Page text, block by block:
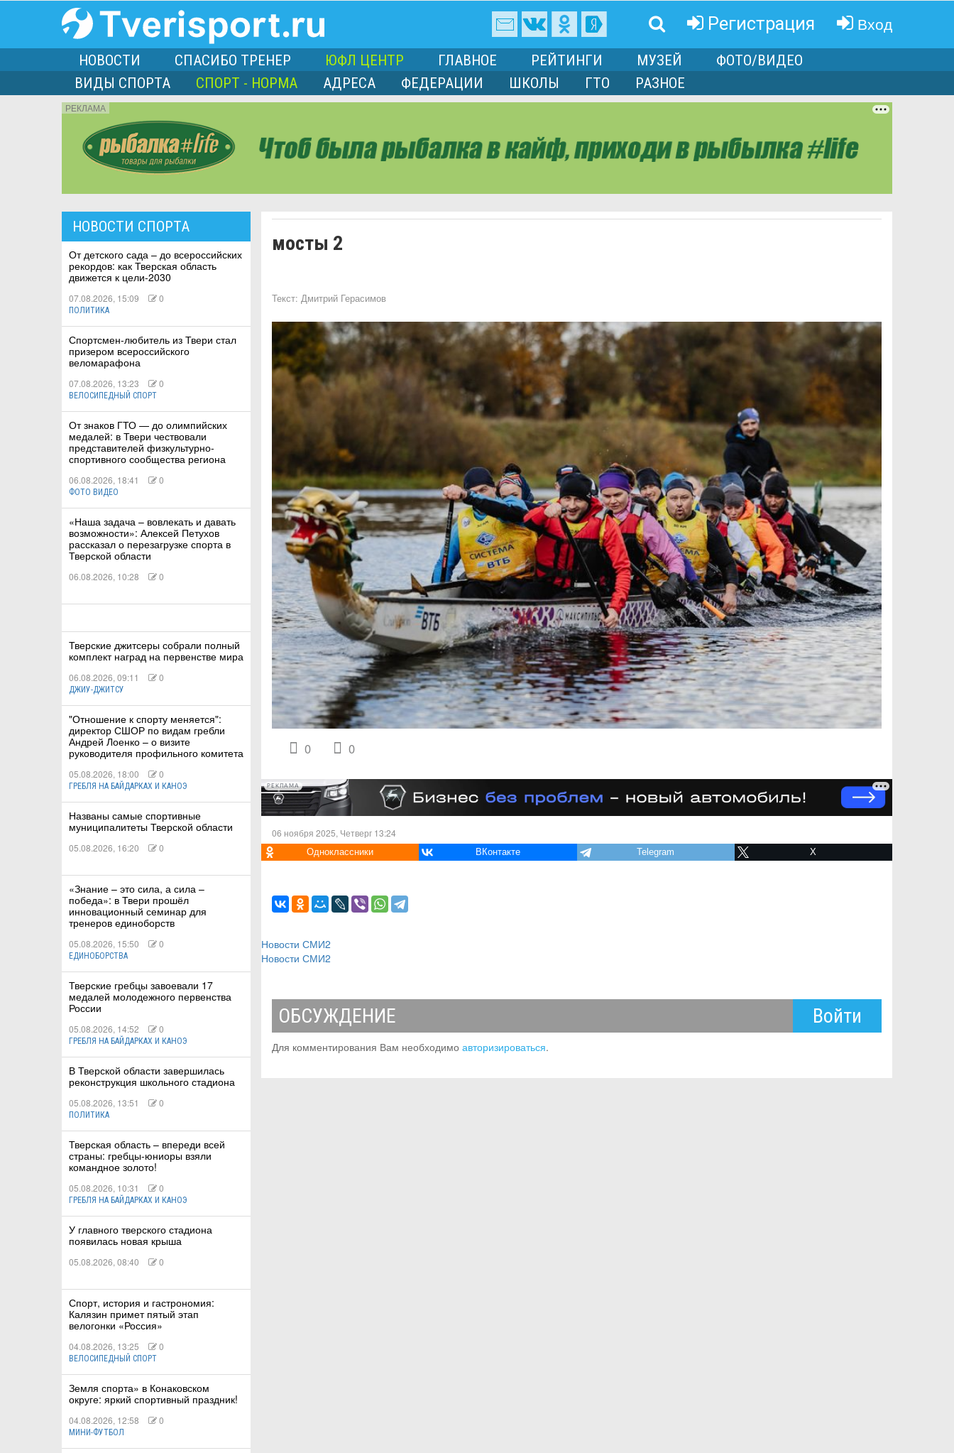
Регистрация Вход
НОВОСТИ СПАСИБО ТРЕНЕР ЮФЛ ЦЕНТР ГЛАВНОЕ РЕЙТИНГИ МУЗЕЙ
ФОТО/ВИДЕО
ВИДЫ СПОРТА
СПОРТ - НОРМА АДРЕСА ФЕДЕРАЦИИ ШКОЛЫ ГТО РАЗНОЕ
РЕКЛАМА
НОВОСТИ СПОРТА
От детского сада – до всероссийских
рекордов: как Тверская область
движется к цели-2030
07.08.2026, 15:09 0
ПОЛИТИКА
Спортсмен-любитель из Твери стал
призером всероссийского
веломарафона
07.08.2026, 13:23 0
ВЕЛОСИПЕДНЫЙ СПОРТ
От знаков ГТО — до олимпийских
медалей: в Твери чествовали
представителей физкультурно-
спортивного сообщества региона
06.08.2026, 18:41 0
ФОТО ВИДЕО
«Наша задача – вовлекать и давать
возможности»: Алексей Петухов
рассказал о перезагрузке спорта в
Тверской области
06.08.2026, 10:28 0
Тверские джитсеры собрали полный
комплект наград на первенстве мира
06.08.2026, 09:11 0
ДЖИУ-ДЖИТСУ
"Отношение к спорту меняется":
директор СШОР по видам гребли
Андрей Лоенко – о визите
руководителя профильного комитета
05.08.2026, 18:00 0
ГРЕБЛЯ НА БАЙДАРКАХ И КАНОЭ
Названы самые спортивные
муниципалитеты Тверской области
05.08.2026, 16:20 0
«Знание – это сила, а сила –
победа»: в Твери прошёл
инновационный семинар для
тренеров единоборств
05.08.2026, 15:50 0
ЕДИНОБОРСТВА
Тверские гребцы завоевали 17
медалей молодежного первенства
России
05.08.2026, 14:52 0
ГРЕБЛЯ НА БАЙДАРКАХ И КАНОЭ
В Тверской области завершилась
реконструкция школьного стадиона
05.08.2026, 13:51 0
ПОЛИТИКА
Тверская область – впереди всей
страны: гребцы-юниоры взяли
командное золото!
05.08.2026, 10:31 0
ГРЕБЛЯ НА БАЙДАРКАХ И КАНОЭ
У главного тверского стадиона
появилась новая крыша
05.08.2026, 08:40 0
Спорт, история и гастрономия:
Калязин примет пятый этап
велогонки «Россия»
04.08.2026, 13:25 0
ВЕЛОСИПЕДНЫЙ СПОРТ
Земля спорта» в Конаковском
округе: яркий спортивный праздник!
04.08.2026, 12:58 0
МИНИ-ФУТБОЛ
мосты 2
Текст:Дмитрий Герасимов
0 0
РЕКЛАМА
06 ноября 2025, Четверг 13:24
Одноклассники ВКонтакте Telegram X
Новости СМИ2
Новости СМИ2
ОБСУЖДЕНИЕ Войти
Для комментирования Вам необходимоавторизироваться.